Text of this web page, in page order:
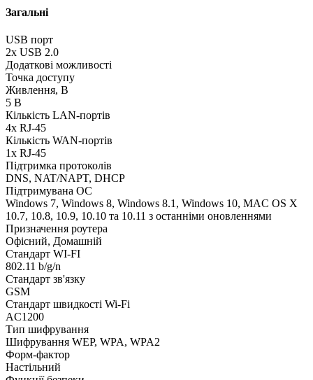
Загальні
USB порт
2х USB 2.0
Додаткові можливості
Точка доступу
Живлення, В
5 В
Кількість LAN-портів
4х RJ-45
Кількість WAN-портів
1x RJ-45
Підтримка протоколів
DNS, NAT/NAPT, DHCP
Підтримувана ОС
Windows 7, Windows 8, Windows 8.1, Windows 10, MAC OS X
10.7, 10.8, 10.9, 10.10 та 10.11 з останніми оновленнями
Призначення роутера
Офісний, Домашній
Стандарт WI-FI
802.11 b/g/n
Стандарт зв'язку
GSM
Стандарт швидкості Wi-Fi
AC1200
Тип шифрування
Шифрування WEP, WPA, WPA2
Форм-фактор
Настільний